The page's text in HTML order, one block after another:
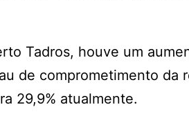
Tadros, houve um
de comprometimento da
29,9% atualmente.